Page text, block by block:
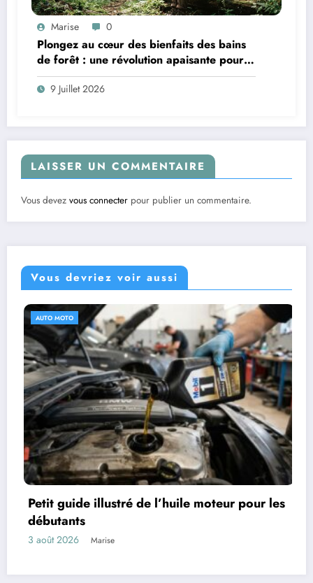
Marise 0
Plongez au cœur des bienfaits des bains
de forêt : une révolution apaisante pour
le mental
9 Juillet 2026
LAISSER UN COMMENTAIRE
Vous devez vous connecter pour publier un commentaire.
Vous devriez voir aussi
l’huile moteur pour les
SANTÉ
Sélectionnez les